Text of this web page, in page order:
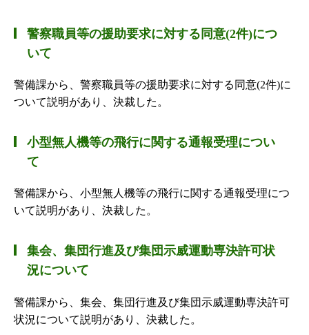
警察職員等の援助要求に対する同意(2件)につ
いて
警備課から、警察職員等の援助要求に対する同意(2件)に
ついて説明があり、決裁した。
小型無人機等の飛行に関する通報受理につい
て
警備課から、小型無人機等の飛行に関する通報受理につ
いて説明があり、決裁した。
集会、集団行進及び集団示威運動専決許可状
況について
警備課から、集会、集団行進及び集団示威運動専決許可
状況について説明があり、決裁した。